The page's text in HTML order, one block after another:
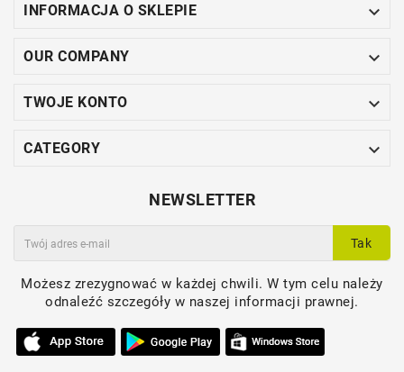
INFORMACJA O SKLEPIE 
OUR COMPANY 
TWOJE KONTO 
CATEGORY 
NEWSLETTER
Tak
Możesz zrezygnować w każdej chwili. W tym celu należy
odnaleźć szczegóły w naszej informacji prawnej.